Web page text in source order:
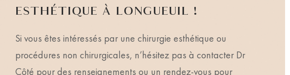
ESTHÉTIQUE À LONGUEUIL !
Si vous êtes intéressés par une chirurgie esthétique ou
procédures non chirurgicales, n’hésitez pas à contacter Dr
Côté pour des renseignements ou un rendez-vous pour